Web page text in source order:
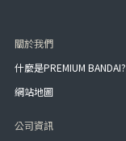
關於我們
什麼是PREMIUM BANDAI?
網站地圖
公司資訊